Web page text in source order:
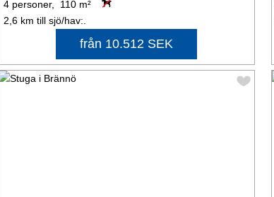
4 personer, 110 m²
2,6 km till sjö/hav:.
från 10.512 SEK